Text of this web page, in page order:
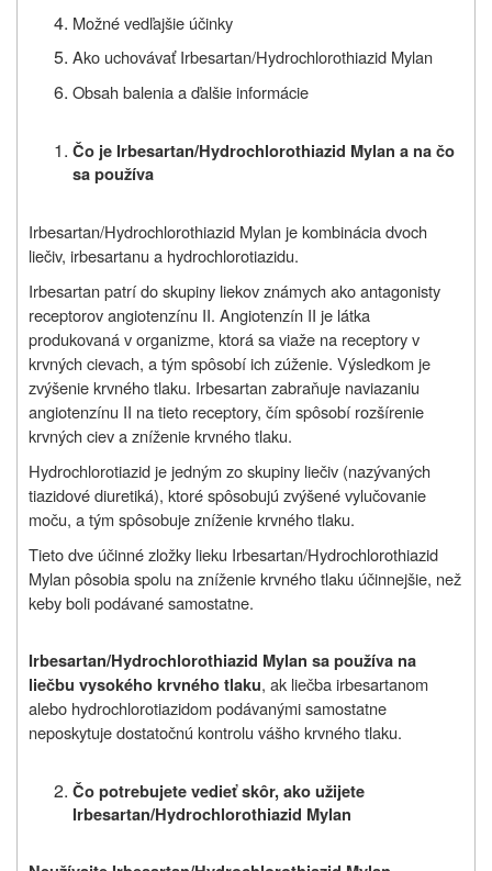
Možné vedľajšie účinky
Ako uchovávať Irbesartan/Hydrochlorothiazid Mylan
Obsah balenia a ďalšie informácie
Čo je Irbesartan/Hydrochlorothiazid Mylan a na čo
sa používa
Irbesartan/Hydrochlorothiazid Mylan je kombinácia dvoch
liečiv, irbesartanu a hydrochlorotiazidu.
Irbesartan patrí do skupiny liekov známych ako antagonisty
receptorov angiotenzínu II. Angiotenzín II je látka
produkovaná v organizme, ktorá sa viaže na receptory v
krvných cievach, a tým spôsobí ich zúženie. Výsledkom je
zvýšenie krvného tlaku. Irbesartan zabraňuje naviazaniu
angiotenzínu II na tieto receptory, čím spôsobí rozšírenie
krvných ciev a zníženie krvného tlaku.
Hydrochlorotiazid je jedným zo skupiny liečiv (nazývaných
tiazidové diuretiká), ktoré spôsobujú zvýšené vylučovanie
moču, a tým spôsobuje zníženie krvného tlaku.
Tieto dve účinné zložky lieku Irbesartan/Hydrochlorothiazid
Mylan pôsobia spolu na zníženie krvného tlaku účinnejšie, než
keby boli podávané samostatne.
Irbesartan/Hydrochlorothiazid Mylan sa používa na
liečbu vysokého krvného tlaku, ak liečba irbesartanom
alebo hydrochlorotiazidom podávanými samostatne
neposkytuje dostatočnú kontrolu vášho krvného tlaku.
Čo potrebujete vedieť skôr, ako užijete
Irbesartan/Hydrochlorothiazid Mylan